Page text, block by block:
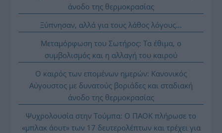
άνοδο της θερμοκρασίας
Ξύπνησαν, αλλά για τους λάθος λόγους…
Μεταμόρφωση του Σωτήρος: Τα έθιμα, ο
συμβολισμός και η αλλαγή του καιρού
Ο καιρός των επομένων ημερών: Κανονικός
Αύγουστος με δυνατούς βοριάδες και σταδιακή
άνοδο της θερμοκρασίας
Ψυχρολουσία στην Τούμπα: Ο ΠΑΟΚ πλήρωσε το
«μπλακ άουτ» των 17 δευτερολέπτων και τρέχει για